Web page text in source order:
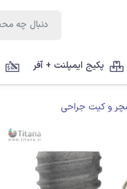
پکیج ایمپلنت + آفر
و کیت جراحی